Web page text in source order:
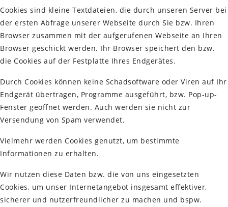
Cookies sind kleine Textdateien, die durch unseren Server bei
der ersten Abfrage unserer Webseite durch Sie bzw. Ihren
Browser zusammen mit der aufgerufenen Webseite an Ihren
Browser geschickt werden. Ihr Browser speichert den bzw.
die Cookies auf der Festplatte Ihres Endgerätes.
Durch Cookies können keine Schadsoftware oder Viren auf Ihr
Endgerät übertragen, Programme ausgeführt, bzw. Pop-up-
Fenster geöffnet werden. Auch werden sie nicht zur
Versendung von Spam verwendet.
Vielmehr werden Cookies genutzt, um bestimmte
Informationen zu erhalten.
Wir nutzen diese Daten bzw. die von uns eingesetzten
Cookies, um unser Internetangebot insgesamt effektiver,
sicherer und nutzerfreundlicher zu machen und bspw.